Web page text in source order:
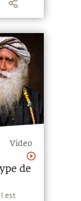
Video
de
est